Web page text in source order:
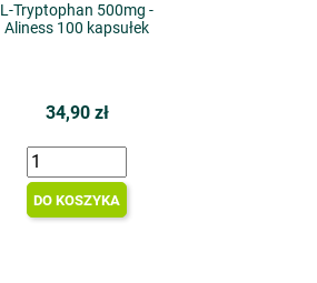
L-Tryptophan 500mg -
Aliness 100 kapsułek
34,90 zł
DO KOSZYKA